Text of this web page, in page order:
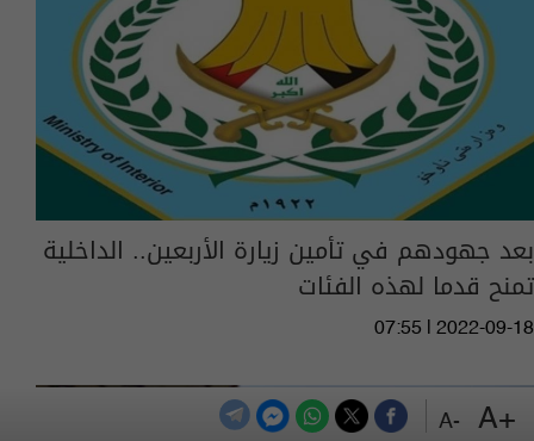
+A
-A
بعد جهودهم في تأمين زيارة الأربعين.. الداخلية
تمنح قدما لهذه الفئات
07:55 | 2022-09-18